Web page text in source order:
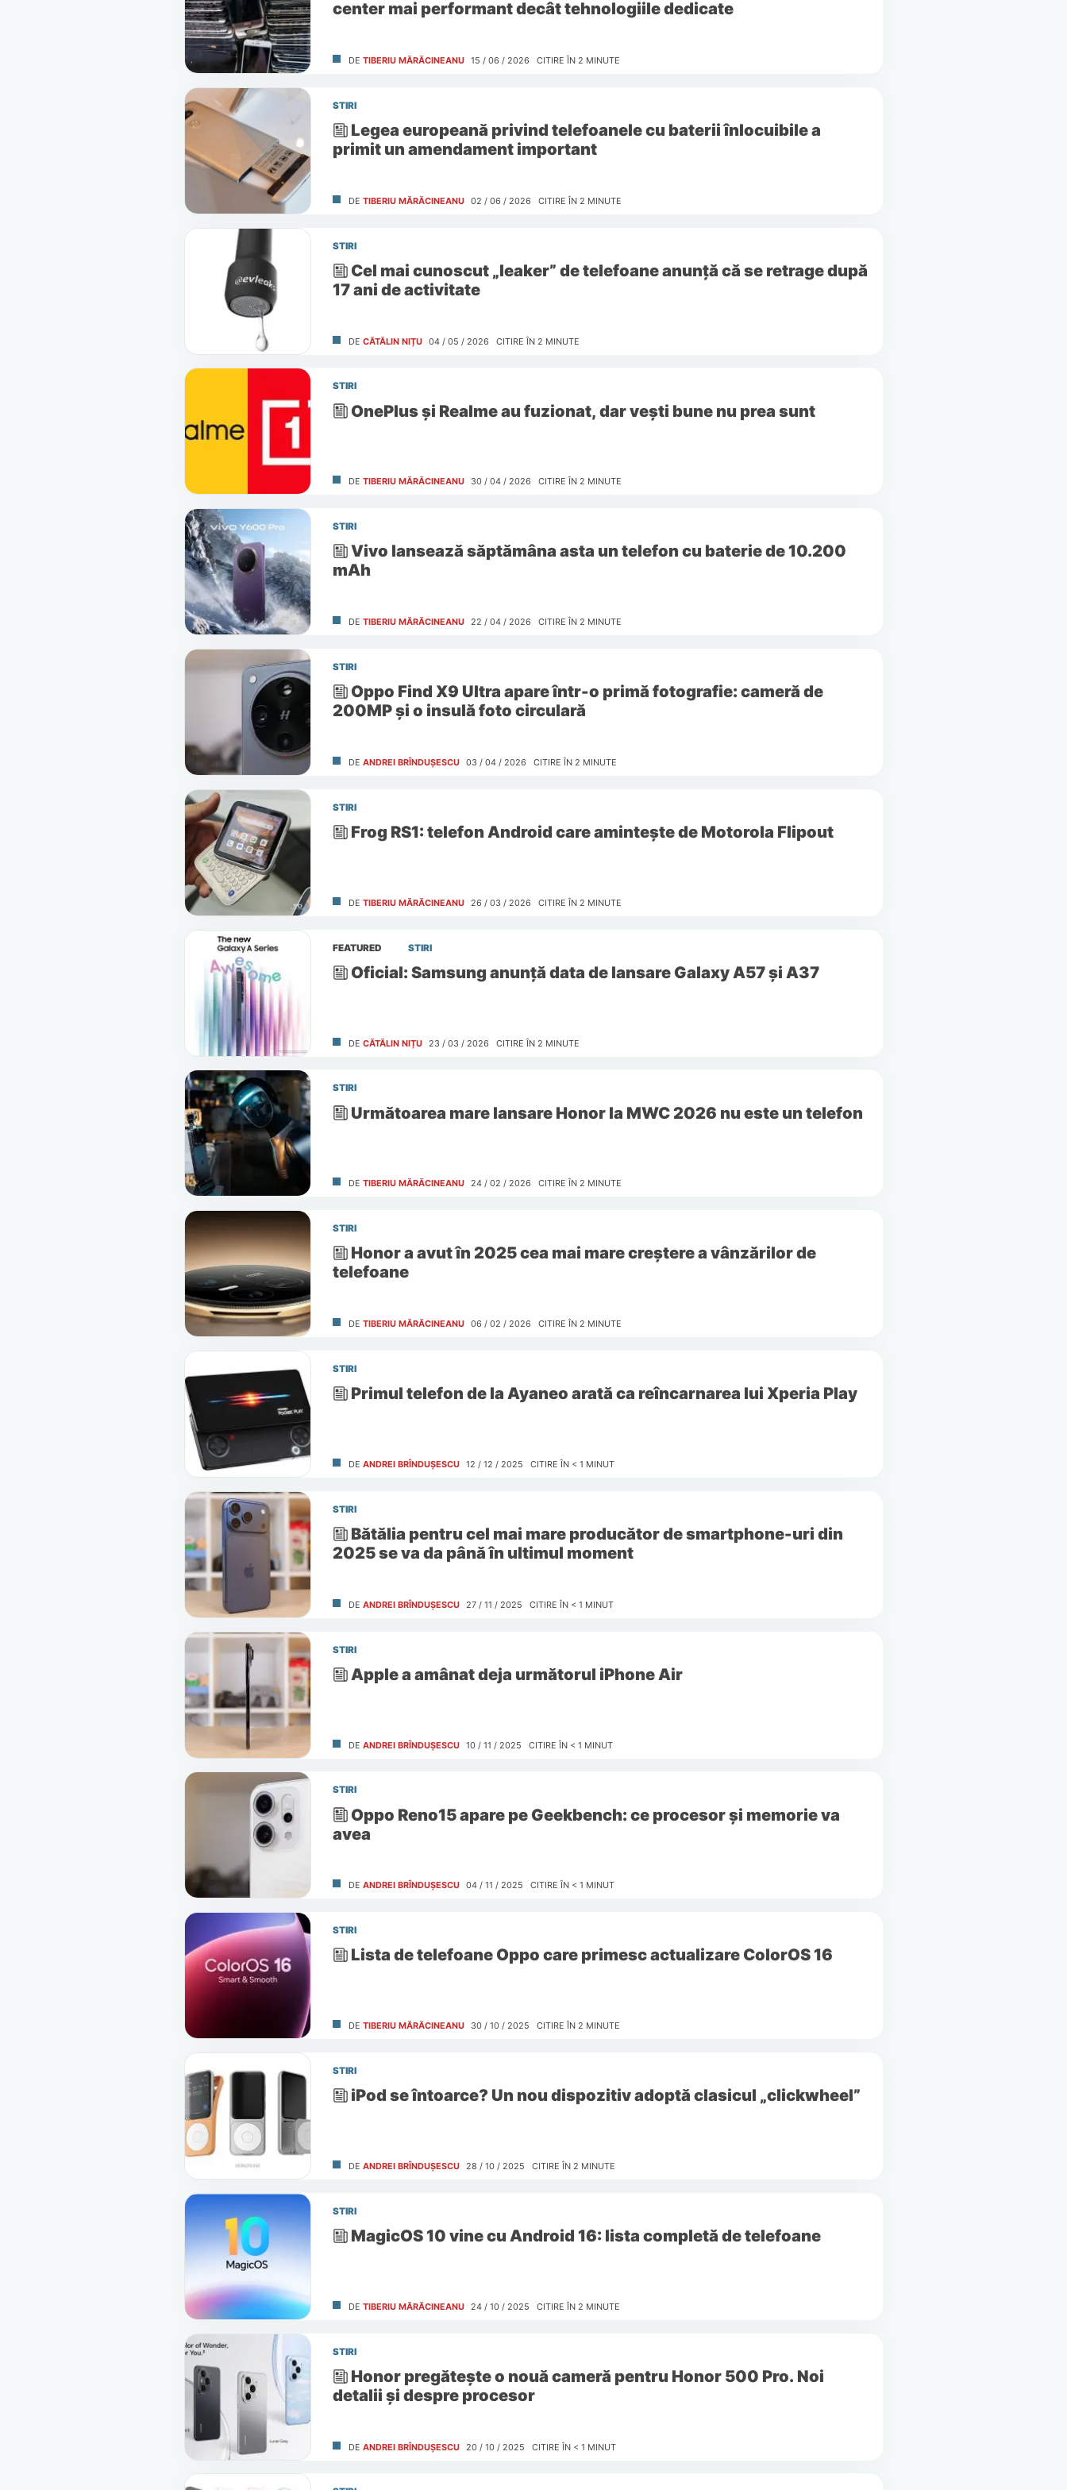
center mai performant decât tehnologiile dedicate
DE TIBERIU MĂRĂCINEANU 15 / 06 / 2026 CITIRE ÎN 2 MINUTE
STIRI
Legea europeană privind telefoanele cu baterii înlocuibile a
primit un amendament important
DE TIBERIU MĂRĂCINEANU 02 / 06 / 2026 CITIRE ÎN 2 MINUTE
STIRI
Cel mai cunoscut „leaker” de telefoane anunță că se retrage după
17 ani de activitate
DE CĂTĂLIN NIȚU 04 / 05 / 2026 CITIRE ÎN 2 MINUTE
STIRI
OnePlus și Realme au fuzionat, dar vești bune nu prea sunt
DE TIBERIU MĂRĂCINEANU 30 / 04 / 2026 CITIRE ÎN 2 MINUTE
STIRI
Vivo lansează săptămâna asta un telefon cu baterie de 10.200
mAh
DE TIBERIU MĂRĂCINEANU 22 / 04 / 2026 CITIRE ÎN 2 MINUTE
STIRI
Oppo Find X9 Ultra apare într-o primă fotografie: cameră de
200MP și o insulă foto circulară
DE ANDREI BRÎNDUȘESCU 03 / 04 / 2026 CITIRE ÎN 2 MINUTE
STIRI
Frog RS1: telefon Android care amintește de Motorola Flipout
DE TIBERIU MĂRĂCINEANU 26 / 03 / 2026 CITIRE ÎN 2 MINUTE
FEATURED STIRI
Oficial: Samsung anunță data de lansare Galaxy A57 și A37
DE CĂTĂLIN NIȚU 23 / 03 / 2026 CITIRE ÎN 2 MINUTE
STIRI
Următoarea mare lansare Honor la MWC 2026 nu este un telefon
DE TIBERIU MĂRĂCINEANU 24 / 02 / 2026 CITIRE ÎN 2 MINUTE
STIRI
Honor a avut în 2025 cea mai mare creștere a vânzărilor de
telefoane
DE TIBERIU MĂRĂCINEANU 06 / 02 / 2026 CITIRE ÎN 2 MINUTE
STIRI
Primul telefon de la Ayaneo arată ca reîncarnarea lui Xperia Play
DE ANDREI BRÎNDUȘESCU 12 / 12 / 2025 CITIRE ÎN < 1 MINUT
STIRI
Bătălia pentru cel mai mare producător de smartphone-uri din
2025 se va da până în ultimul moment
DE ANDREI BRÎNDUȘESCU 27 / 11 / 2025 CITIRE ÎN < 1 MINUT
STIRI
Apple a amânat deja următorul iPhone Air
DE ANDREI BRÎNDUȘESCU 10 / 11 / 2025 CITIRE ÎN < 1 MINUT
STIRI
Oppo Reno15 apare pe Geekbench: ce procesor și memorie va
avea
DE ANDREI BRÎNDUȘESCU 04 / 11 / 2025 CITIRE ÎN < 1 MINUT
STIRI
Lista de telefoane Oppo care primesc actualizare ColorOS 16
DE TIBERIU MĂRĂCINEANU 30 / 10 / 2025 CITIRE ÎN 2 MINUTE
STIRI
iPod se întoarce? Un nou dispozitiv adoptă clasicul „clickwheel”
DE ANDREI BRÎNDUȘESCU 28 / 10 / 2025 CITIRE ÎN 2 MINUTE
STIRI
MagicOS 10 vine cu Android 16: lista completă de telefoane
DE TIBERIU MĂRĂCINEANU 24 / 10 / 2025 CITIRE ÎN 2 MINUTE
STIRI
Honor pregătește o nouă cameră pentru Honor 500 Pro. Noi
detalii și despre procesor
DE ANDREI BRÎNDUȘESCU 20 / 10 / 2025 CITIRE ÎN < 1 MINUT